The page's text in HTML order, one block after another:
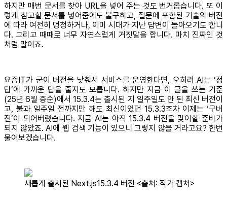
하지만 매번 문서를 찾아 URL을 넣어 주는 것도 번거롭습니다. 또 이
렇게 참고할 문서를 넣어줌에도 불구하고, 질문에 포함된 기술의 버전
에 따라 여전히 멍청하거나, 이미 시대가 지난 답변이 돌아오기도 합니
다. 그리고 때때로 너무 자연스럽게 거짓말을 합니다. 마치 진짜인 것
처럼 말이죠.
요즘IT가 굳이 버전을 낮춰서 서비스를 운영한다면, 오히려 AI는 ‘정
답’에 가까운 답을 줄지도 모릅니다. 하지만 지금 이 글을 쓰는 기준
(25년 6월 중순)에서 15.3.4는 출시된 지 일주일도 안 된 최신 버전이
고, 불과 일주일 전까지만 해도 최신이었던 15.3.3조차 이제는 ‘구버
전’이 되어버렸습니다. 지금 AI는 아직 15.3.4 버전을 맞이할 준비가
되지 않았죠. AI에 웹 검색 기능이 있으니 그렇지 않을 거라고요? 한번
물어보겠습니다.
새롭게 출시된 Next.js15.3.4 버전 <출처: 작가 캡처>